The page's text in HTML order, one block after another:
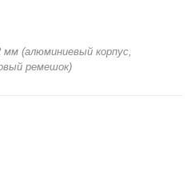
(алюминиевый корпус,
ремешок)